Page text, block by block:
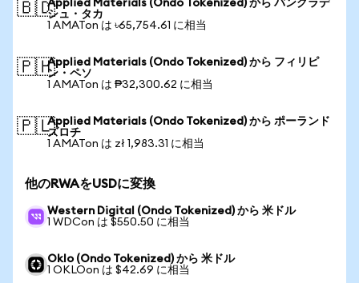
🇧🇩Applied Materials (Ondo Tokenized) から バングラデ
シュ・タカ
1 AMATon は ৳65,754.61 に相当
🇵🇭Applied Materials (Ondo Tokenized) から フィリピ
ン・ペソ
1 AMATon は ₱32,300.62 に相当
🇵🇱Applied Materials (Ondo Tokenized) から ポーランド
ズロチ
1 AMATon は zł 1,983.31 に相当
他のRWAをUSDに変換
Western Digital (Ondo Tokenized) から 米ドル
1 WDCon は $550.50 に相当
Oklo (Ondo Tokenized) から 米ドル
1 OKLOon は $42.69 に相当